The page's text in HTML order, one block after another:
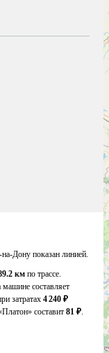
Дону показан линией.
км по трассе.
составляет
затратах 4 240 ₽
составит 81 ₽.